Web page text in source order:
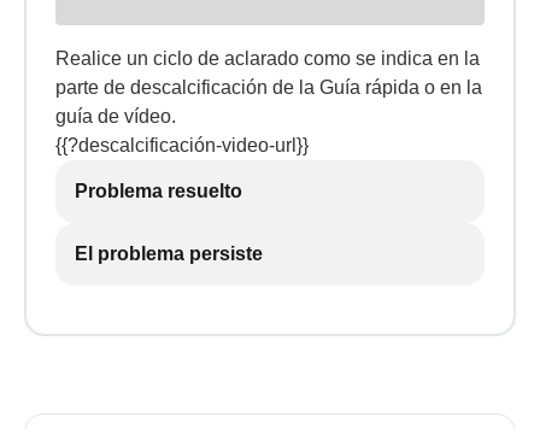
Realice un ciclo de aclarado como se indica en la
parte de descalcificación de la Guía rápida o en la
guía de vídeo.
{{?descalcificación-video-url}}
Problema resuelto
El problema persiste